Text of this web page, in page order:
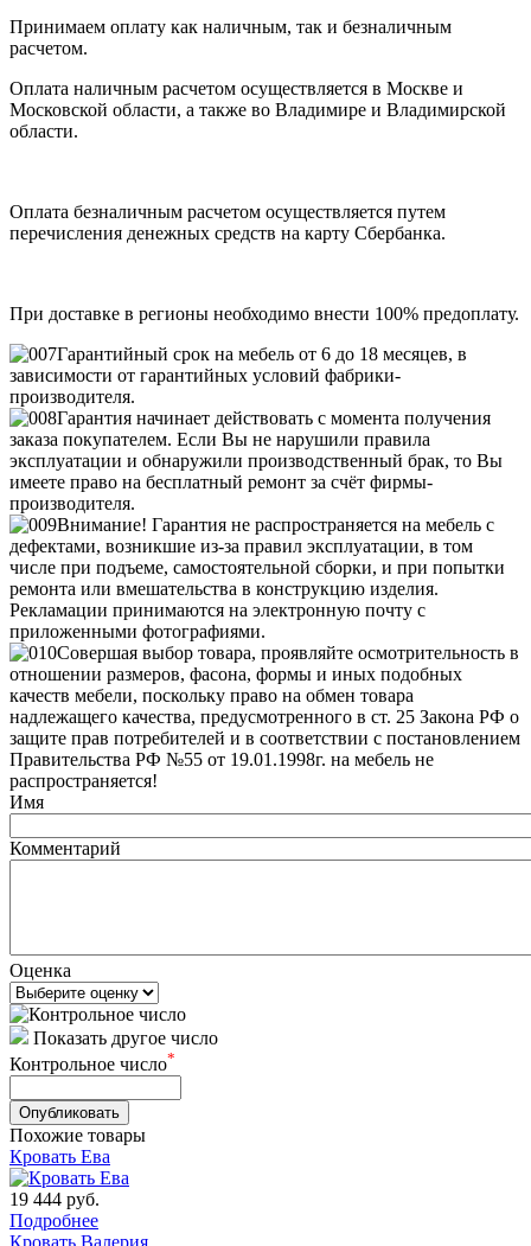
Принимаем оплату как наличным, так и безналичным
расчетом.
Оплата наличным расчетом осуществляется в Москве и
Московской области, а также во Владимире и Владимирской
области.
Оплата безналичным расчетом осуществляется путем
перечисления денежных средств на карту Сбербанка.
При доставке в регионы необходимо внести 100% предоплату.
Гарантийный срок на мебель от 6 до 18 месяцев, в
зависимости от гарантийных условий фабрики-
производителя.
Гарантия начинает действовать с момента получения
заказа покупателем. Если Вы не нарушили правила
эксплуатации и обнаружили производственный брак, то Вы
имеете право на бесплатный ремонт за счёт фирмы-
производителя.
Внимание! Гарантия не распространяется на мебель с
дефектами, возникшие из-за правил эксплуатации, в том
числе при подъеме, самостоятельной сборки, и при попытки
ремонта или вмешательства в конструкцию изделия.
Рекламации принимаются на электронную почту с
приложенными фотографиями.
Совершая выбор товара, проявляйте осмотрительность в
отношении размеров, фасона, формы и иных подобных
качеств мебели, поскольку право на обмен товара
надлежащего качества, предусмотренного в ст. 25 Закона РФ о
защите прав потребителей и в соответствии с постановлением
Правительства РФ №55 от 19.01.1998г. на мебель не
распространяется!
Имя
Комментарий
Оценка
Показать другое число
Контрольное число*
Похожие товары
Кровать Ева
19 444 руб.
Подробнее